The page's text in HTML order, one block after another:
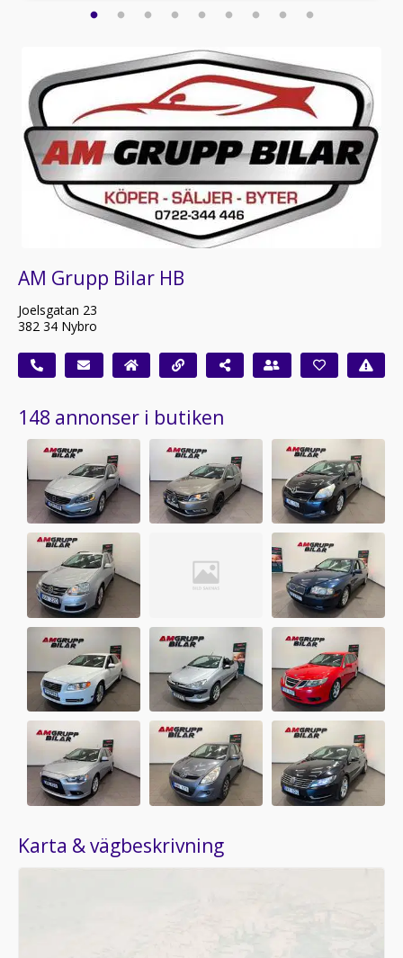
AM Grupp Bilar HB
Joelsgatan 23
382 34 Nybro
148 annonser i butiken
Karta & vägbeskrivning